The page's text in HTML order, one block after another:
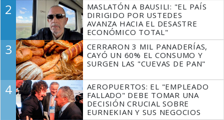
2
MASLATÓN A BAUSILI: "EL PAÍS
DIRIGIDO POR USTEDES
AVANZA HACIA EL DESASTRE
ECONÓMICO TOTAL"
3
CERRARON 3 MIL PANADERÍAS,
CAYÓ UN 60% EL CONSUMO Y
SURGEN LAS "CUEVAS DE PAN"
4
AEROPUERTOS: EL "EMPLEADO
FALLADO" DEBE TOMAR UNA
DECISIÓN CRUCIAL SOBRE
EURNEKIAN Y SUS NEGOCIOS